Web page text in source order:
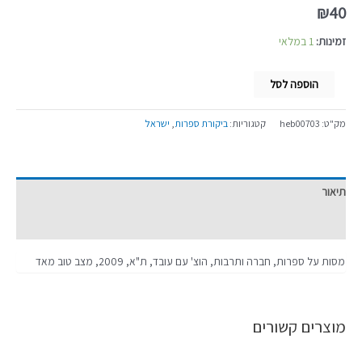
₪40
זמינות: 1 במלאי
הוספה לסל
מק"ט: heb00703 קטגוריות:ביקורת ספרות, ישראל
תיאור
מסות על ספרות, חברה ותרבות, הוצ' עם עובד, ת"א, 2009, מצב טוב מאד
מוצרים קשורים